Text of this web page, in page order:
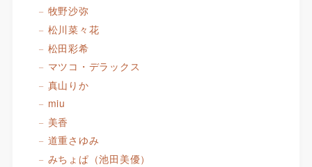
牧野沙弥
松川菜々花
松田彩希
マツコ・デラックス
真山りか
miu
美香
道重さゆみ
みちょぱ（池田美優）